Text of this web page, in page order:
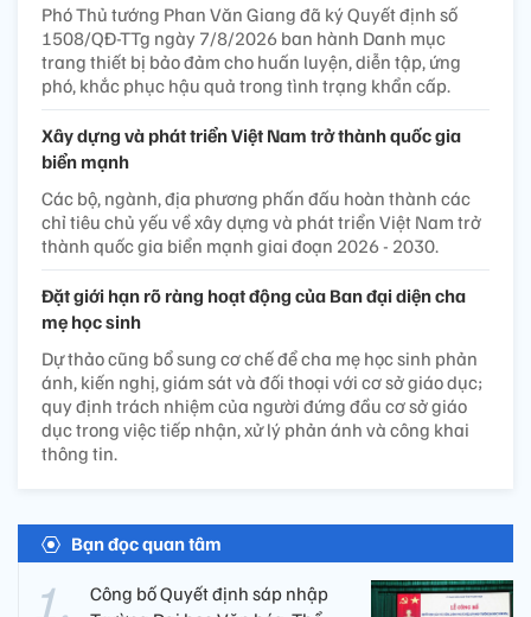
Phó Thủ tướng Phan Văn Giang đã ký Quyết định số
1508/QĐ-TTg ngày 7/8/2026 ban hành Danh mục
trang thiết bị bảo đảm cho huấn luyện, diễn tập, ứng
phó, khắc phục hậu quả trong tình trạng khẩn cấp.
Xây dựng và phát triển Việt Nam trở thành quốc gia
biển mạnh
Các bộ, ngành, địa phương phấn đấu hoàn thành các
chỉ tiêu chủ yếu về xây dựng và phát triển Việt Nam trở
thành quốc gia biển mạnh giai đoạn 2026 - 2030.
Đặt giới hạn rõ ràng hoạt động của Ban đại diện cha
mẹ học sinh
Dự thảo cũng bổ sung cơ chế để cha mẹ học sinh phản
ánh, kiến nghị, giám sát và đối thoại với cơ sở giáo dục;
quy định trách nhiệm của người đứng đầu cơ sở giáo
dục trong việc tiếp nhận, xử lý phản ánh và công khai
thông tin.
Bạn đọc quan tâm
Công bố Quyết định sáp nhập